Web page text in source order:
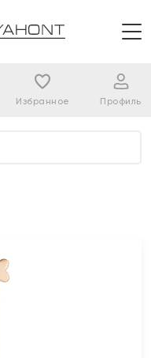
Избранное Профиль